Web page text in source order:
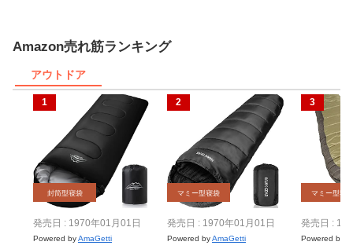
Amazon売れ筋ランキング
アウトドア
封筒型寝袋
発売日 : 1970年01月01日
Powered byAmaGetti
マミー型寝袋
発売日 : 1970年01月01日
Powered byAmaGetti
マミー型寝袋
発売日 :
Powered by